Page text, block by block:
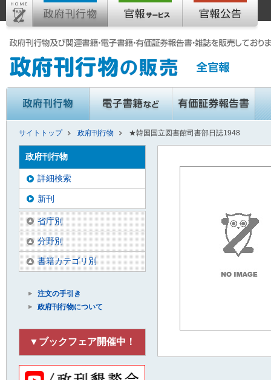
サイトトップ 政府刊行物 ★韓国国立図書館司書部日誌1948
政府刊行物
詳細検索
新刊
省庁別
分野別
書籍カテゴリ別
注文の手引き
政府刊行物について
▼ブックフェア開催中！